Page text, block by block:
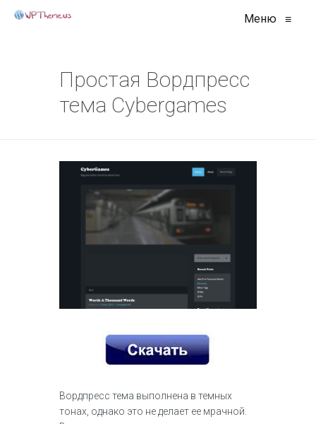
Меню ≡
Простая Вордпресс
тема Cybergames
Вордпресс тема выполнена в темных
тонах, однако это не делает ее мрачной.